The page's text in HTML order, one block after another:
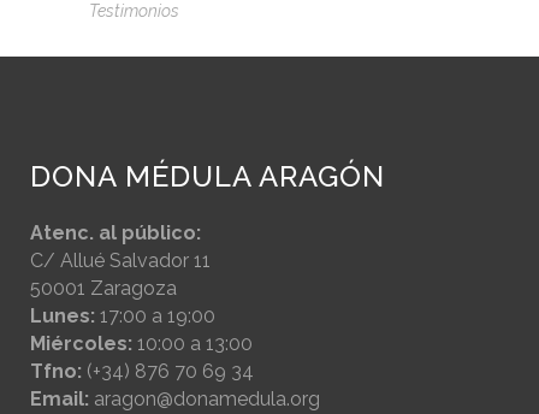
Testimonios
DONA MÉDULA ARAGÓN
Atenc. al público:
C/ Allué Salvador 11
50001 Zaragoza
Lunes: 17:00 a 19:00
Miércoles: 10:00 a 13:00
Tfno: (+34) 876 70 69 34
Email: aragon@donamedula.org